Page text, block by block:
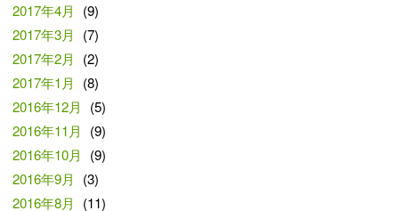
2017年4月
(9)
2017年3月
(7)
2017年2月
(2)
2017年1月
(8)
2016年12月
(5)
2016年11月
(9)
2016年10月
(9)
2016年9月
(3)
2016年8月
(11)